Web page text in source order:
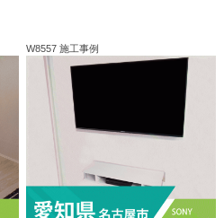
W8557 施工事例